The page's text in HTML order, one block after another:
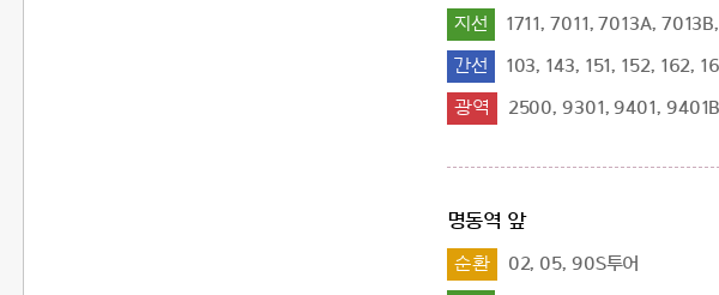
지선 1711, 7011, 7013A,
간선 103, 143, 151, 152, 162,
광역 2500, 9301, 9401,
명동역 앞
순환 02, 05, 90S투어